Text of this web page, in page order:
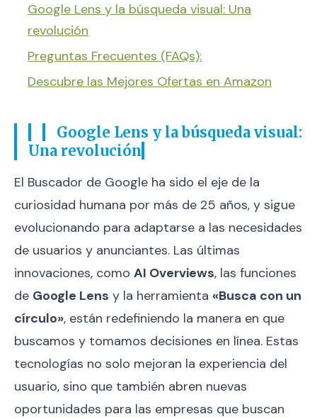
Google Lens y la búsqueda visual: Una
revolución
Preguntas Frecuentes (FAQs):
Descubre las Mejores Ofertas en Amazon
Google Lens y la búsqueda visual:
Una revolución
El Buscador de Google ha sido el eje de la
curiosidad humana por más de 25 años, y sigue
evolucionando para adaptarse a las necesidades
de usuarios y anunciantes. Las últimas
innovaciones, como AI Overviews, las funciones
de Google Lens y la herramienta «Busca con un
círculo», están redefiniendo la manera en que
buscamos y tomamos decisiones en línea. Estas
tecnologías no solo mejoran la experiencia del
usuario, sino que también abren nuevas
oportunidades para las empresas que buscan